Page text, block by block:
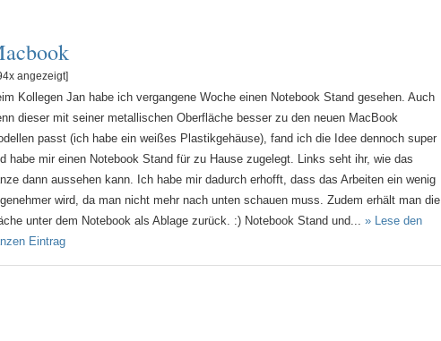
angezeigt]
Kollegen Jan habe ich vergangene Woche einen Notebook Stand gesehen. Auch
dieser mit seiner metallischen Oberfläche besser zu den neuen MacBook
passt (ich habe ein weißes Plastikgehäuse), fand ich die Idee dennoch super
habe mir einen Notebook Stand für zu Hause zugelegt. Links seht ihr, wie das
dann aussehen kann. Ich habe mir dadurch erhofft, dass das Arbeiten ein wenig
wird, da man nicht mehr nach unten schauen muss. Zudem erhält man die
unter dem Notebook als Ablage zurück. :) Notebook Stand und...» Lese den
Eintrag